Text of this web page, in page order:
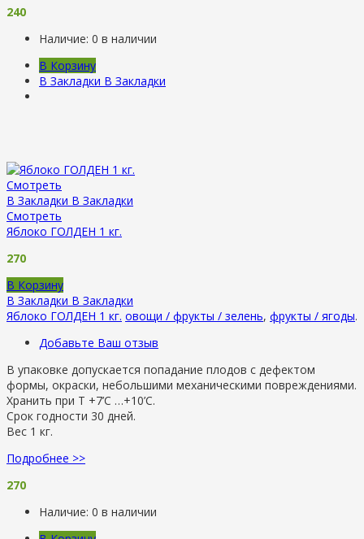
240
Наличие: 0 в наличии
В Корзину
В Закладки В Закладки
Смотреть
В Закладки В Закладки
Смотреть
Яблоко ГОЛДЕН 1 кг.
270
В Корзину
В Закладки В Закладки
Яблоко ГОЛДЕН 1 кг. овощи / фрукты / зелень, фрукты / ягоды.
Добавьте Ваш отзыв
В упаковке допускается попадание плодов с дефектом
формы, окраски, небольшими механическими повреждениями.
Хранить при Т +7’C …+10’C.
Срок годности 30 дней.
Вес 1 кг.
Подробнее >>
270
Наличие: 0 в наличии